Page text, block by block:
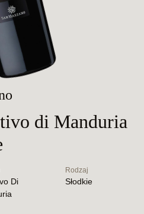
di Manduria
Di
Rodzaj
Słodkie